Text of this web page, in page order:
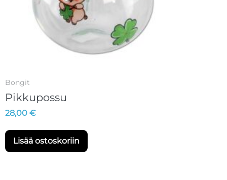
Bongit
Pikkupossu
28,00 €
Lisää ostoskoriin